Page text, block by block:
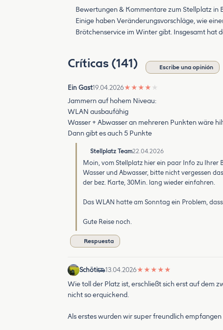
Bewertungen & Kommentare zum Stellplatz in
Einige haben Veränderungsvorschläge, wie
Brötchenservice im Winter gibt. Insgesamt hat
Críticas (141) Escribe una opinión
Ein Gast19.04.2026★ ★ ★ ★ ★
Jammern auf hohem Niveau:
WLAN ausbaufähig
Wasser + Abwasser an mehreren Punkten wäre
Dann gibt es auch 5 Punkte
Stellplatz Team22.04.2026
Moin, vom Stellplatz hier ein paar Info zu Ihrer
Wasser und Abwasser, bitte nicht vergessen
der bez. Karte, 30Min. lang wieder einfahren.
Das WLAN hatte am Sonntag ein Problem,
Gute Reise noch.
Respuesta
Schöti 13.04.2026★ ★ ★ ★ ★
Wie toll der Platz ist, erschließt sich erst auf dem
nicht so erquickend.
Als erstes wurden wir super freundlich